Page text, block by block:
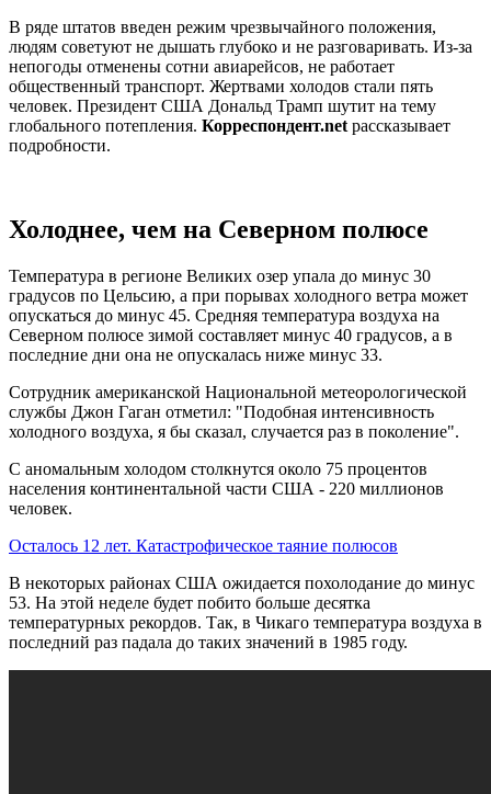
В ряде штатов введен режим чрезвычайного положения,
людям советуют не дышать глубоко и не разговаривать. Из-за
непогоды отменены сотни авиарейсов, не работает
общественный транспорт. Жертвами холодов стали пять
человек. Президент США Дональд Трамп шутит на тему
глобального потепления. Корреспондент.net рассказывает
подробности.
Холоднее, чем на Северном полюсе
Температура в регионе Великих озер упала до минус 30
градусов по Цельсию, а при порывах холодного ветра может
опускаться до минус 45. Средняя температура воздуха на
Северном полюсе зимой составляет минус 40 градусов, а в
последние дни она не опускалась ниже минус 33.
Сотрудник американской Национальной метеорологической
службы Джон Гаган отметил: "Подобная интенсивность
холодного воздуха, я бы сказал, случается раз в поколение".
С аномальным холодом столкнутся около 75 процентов
населения континентальной части США - 220 миллионов
человек.
Осталось 12 лет. Катастрофическое таяние полюсов
В некоторых районах США ожидается похолодание до минус
53. На этой неделе будет побито больше десятка
температурных рекордов. Так, в Чикаго температура воздуха в
последний раз падала до таких значений в 1985 году.